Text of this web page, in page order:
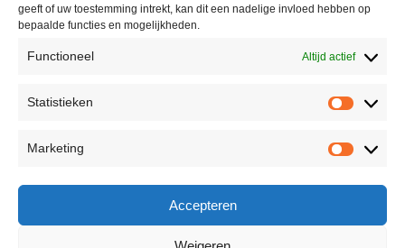
geeft of uw toestemming intrekt, kan dit een nadelige invloed hebben op
bepaalde functies en mogelijkheden.
Functioneel Altijd actief
Statistieken
Marketing
Accepteren